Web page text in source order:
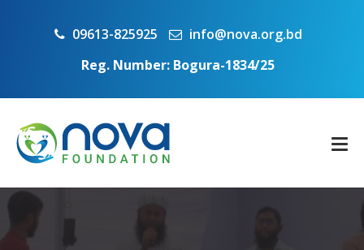
09613-825925
info@nova.org.bd
Reg. Number: Bogura-1834/25